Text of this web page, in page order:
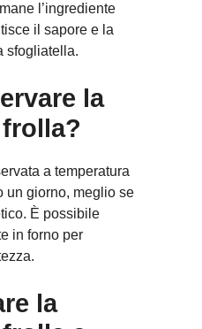
l’ingrediente
il sapore e la
sfogliatella.
la
a temperatura
un giorno, meglio se
È possibile
in forno per
la